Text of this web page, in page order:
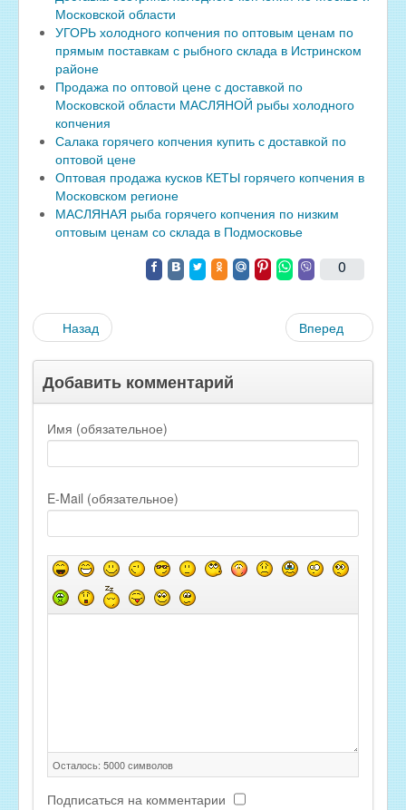
Московской области
УГОРЬ холодного копчения по оптовым ценам по
прямым поставкам с рыбного склада в Истринском
районе
Продажа по оптовой цене с доставкой по
Московской области МАСЛЯНОЙ рыбы холодного
копчения
Салака горячего копчения купить с доставкой по
оптовой цене
Оптовая продажа кусков КЕТЫ горячего копчения в
Московском регионе
МАСЛЯНАЯ рыба горячего копчения по низким
оптовым ценам со склада в Подмосковье
0
Назад Вперед
Добавить комментарий
Имя (обязательное)
E-Mail (обязательное)
Осталось: 5000символов
Подписаться на комментарии